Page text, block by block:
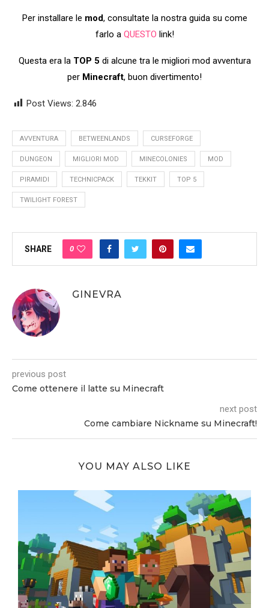
Per installare le mod, consultate la nostra guida su come
farlo a QUESTO link!
Questa era la TOP 5 di alcune tra le migliori mod avventura
per Minecraft, buon divertimento!
Post Views: 2.846
AVVENTURA BETWEENLANDS CURSEFORGE
DUNGEON MIGLIORI MOD MINECOLONIES MOD
PIRAMIDI TECHNICPACK TEKKIT TOP 5
TWILIGHT FOREST
SHARE 0
GINEVRA
previous post
Come ottenere il latte su Minecraft
next post
Come cambiare Nickname su Minecraft!
YOU MAY ALSO LIKE